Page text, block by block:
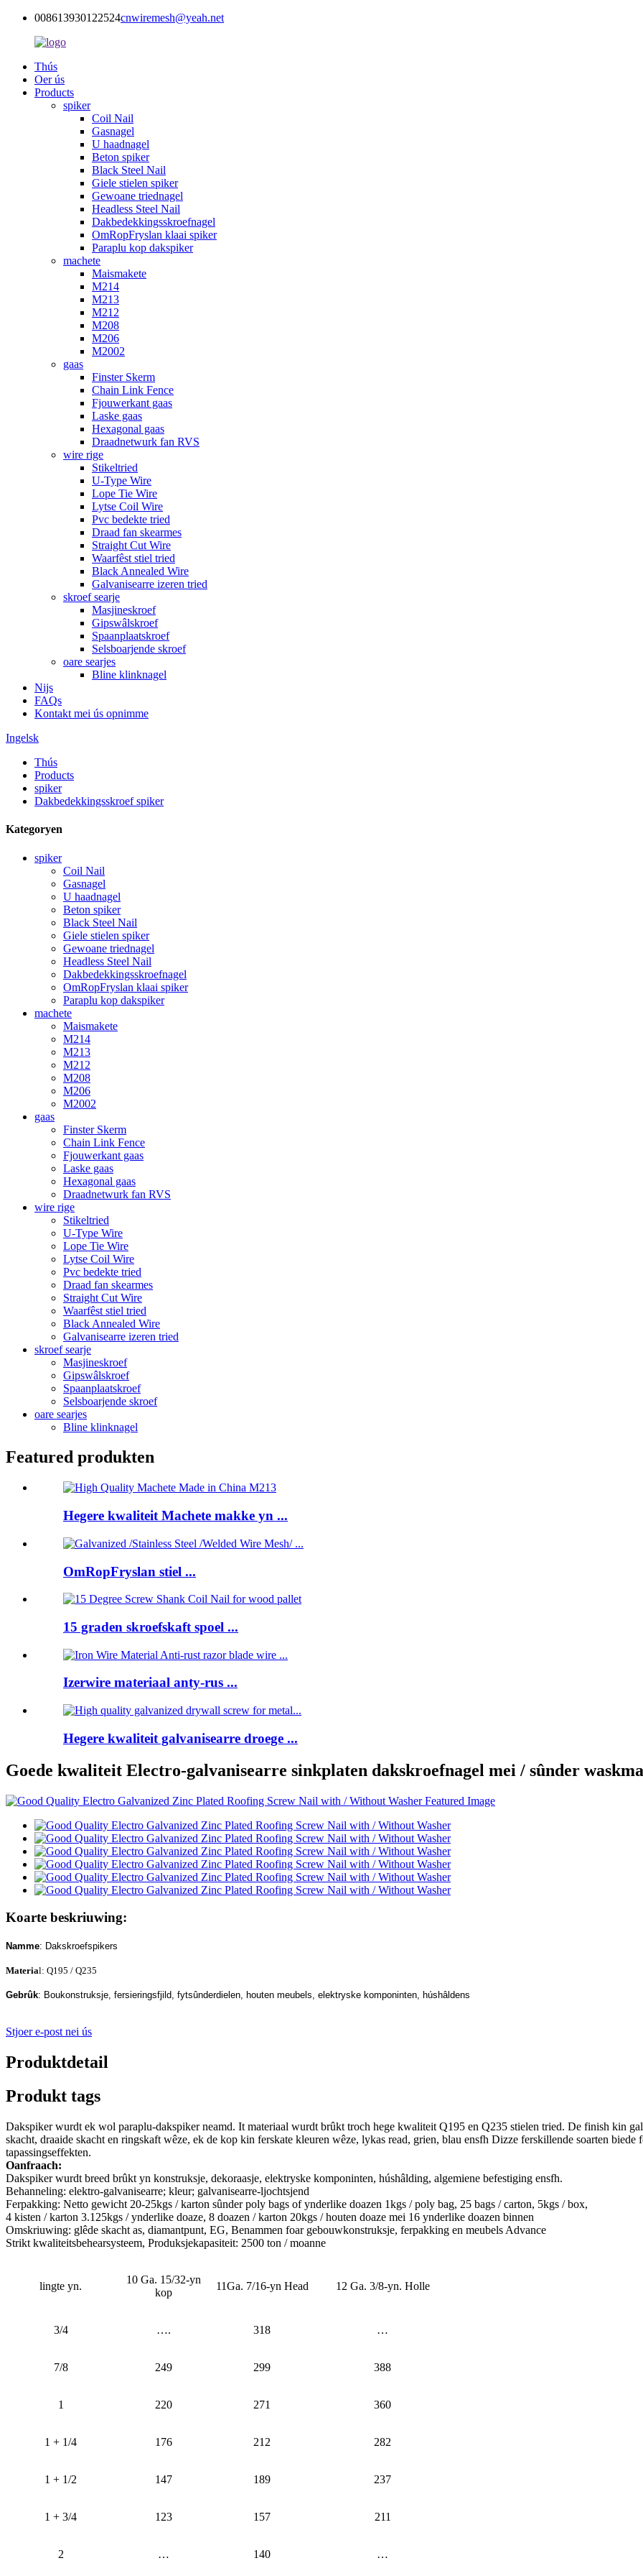
008613930122524cnwiremesh@yeah.net
Thús
Oer ús
Products
spiker
Coil Nail
Gasnagel
U haadnagel
Beton spiker
Black Steel Nail
Giele stielen spiker
Gewoane triednagel
Headless Steel Nail
Dakbedekkingsskroefnagel
OmRopFryslan klaai spiker
Paraplu kop dakspiker
machete
Maismakete
M214
M213
M212
M208
M206
M2002
gaas
Finster Skerm
Chain Link Fence
Fjouwerkant gaas
Laske gaas
Hexagonal gaas
Draadnetwurk fan RVS
wire rige
Stikeltried
U-Type Wire
Lope Tie Wire
Lytse Coil Wire
Pvc bedekte tried
Draad fan skearmes
Straight Cut Wire
Waarfêst stiel tried
Black Annealed Wire
Galvanisearre izeren tried
skroef searje
Masjineskroef
Gipswâlskroef
Spaanplaatskroef
Selsboarjende skroef
oare searjes
Bline klinknagel
Nijs
FAQs
Kontakt mei ús opnimme
Ingelsk
Thús
Products
spiker
Dakbedekkingsskroef spiker
Kategoryen
spiker
Coil Nail
Gasnagel
U haadnagel
Beton spiker
Black Steel Nail
Giele stielen spiker
Gewoane triednagel
Headless Steel Nail
Dakbedekkingsskroefnagel
OmRopFryslan klaai spiker
Paraplu kop dakspiker
machete
Maismakete
M214
M213
M212
M208
M206
M2002
gaas
Finster Skerm
Chain Link Fence
Fjouwerkant gaas
Laske gaas
Hexagonal gaas
Draadnetwurk fan RVS
wire rige
Stikeltried
U-Type Wire
Lope Tie Wire
Lytse Coil Wire
Pvc bedekte tried
Draad fan skearmes
Straight Cut Wire
Waarfêst stiel tried
Black Annealed Wire
Galvanisearre izeren tried
skroef searje
Masjineskroef
Gipswâlskroef
Spaanplaatskroef
Selsboarjende skroef
oare searjes
Bline klinknagel
Featured produkten
Hegere kwaliteit Machete makke yn ...
OmRopFryslan stiel ...
15 graden skroefskaft spoel ...
Izerwire materiaal anty-rus ...
Hegere kwaliteit galvanisearre droege ...
Goede kwaliteit Electro-galvanisearre sinkplaten dakskroefnagel mei / sûnder
Koarte beskriuwing:
Namme: Dakskroefspikers
Material: Q195 / Q235
Gebrûk: Boukonstruksje, fersieringsfjild, fytsûnderdielen, houten meubels, elektryske komponinten, húshâldens
Stjoer e-post nei ús
Produktdetail
Produkt tags
Dakspiker wurdt ek wol paraplu-dakspiker neamd. It materiaal wurdt brûkt troch hege kwaliteit Q195 en Q235 stielen tried. De finish kin
skacht, draaide skacht en ringskaft wêze, ek de kop kin ferskate kleuren wêze, lykas read, grien, blau ensfh Dizze ferskillende soarten
tapassingseffekten.
Oanfraach:
Dakspiker wurdt breed brûkt yn konstruksje, dekoraasje, elektryske komponinten, húshâlding, algemiene befestiging ensfh.
Behanneling: elektro-galvanisearre; kleur; galvanisearre-ljochtsjend
Ferpakking: Netto gewicht 20-25kgs / karton sûnder poly bags of ynderlike doazen 1kgs / poly bag, 25 bags / carton, 5kgs / box,
4 kisten / karton 3.125kgs / ynderlike doaze, 8 doazen / karton 20kgs / houten doaze mei 16 ynderlike doazen binnen
Omskriuwing: glêde skacht as, diamantpunt, EG, Benammen foar gebouwkonstruksje, ferpakking en meubels Advance
Strikt kwaliteitsbehearsysteem, Produksjekapasiteit: 2500 ton / moanne
lingte yn.
10 Ga. 15/32-yn
kop
11Ga. 7/16-yn Head 12 Ga. 3/8-yn. Holle
3/4 …. 318 …
7/8 249 299 388
1 220 271 360
1 + 1/4 176 212 282
1 + 1/2 147 189 237
1 + 3/4 123 157 211
2 … 140 …